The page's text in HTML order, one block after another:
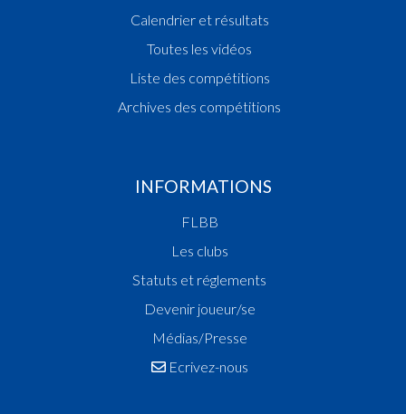
Calendrier et résultats
Toutes les vidéos
Liste des compétitions
Archives des compétitions
INFORMATIONS
FLBB
Les clubs
Statuts et réglements
Devenir joueur/se
Médias/Presse
Ecrivez-nous